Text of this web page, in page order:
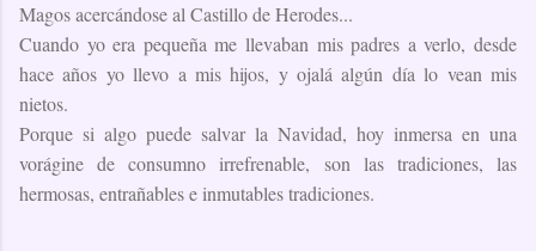
Magos acercándose al Castillo de Herodes...
Cuando yo era pequeña me llevaban mis padres a verlo, desde
hace años yo llevo a mis hijos, y ojalá algún día lo vean mis
nietos.
Porque si algo puede salvar la Navidad, hoy inmersa en una
vorágine de consumno irrefrenable, son las tradiciones, las
hermosas, entrañables e inmutables tradiciones.